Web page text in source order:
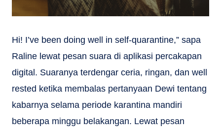
Hi! I’ve been doing well in self-quarantine,” sapa
Raline lewat pesan suara di aplikasi percakapan
digital. Suaranya terdengar ceria, ringan, dan well
rested ketika membalas pertanyaan Dewi tentang
kabarnya selama periode karantina mandiri
beberapa minggu belakangan. Lewat pesan